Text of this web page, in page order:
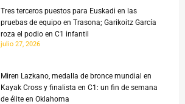
Tres terceros puestos para Euskadi en las
pruebas de equipo en Trasona; Garikoitz García
roza el podio en C1 infantil
julio 27, 2026
Miren Lazkano, medalla de bronce mundial en
Kayak Cross y finalista en C1: un fin de semana
de élite en Oklahoma